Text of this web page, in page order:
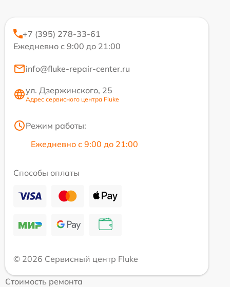
+7 (395) 278-33-61
Ежедневно с 9:00 до 21:00
info@fluke-repair-center.ru
ул. Дзержинского, 25
Адрес сервисного центра Fluke
Режим работы:
Ежедневно с 9:00 до 21:00
Способы оплаты
© 2026 Сервисный центр Fluke
Стоимость ремонта